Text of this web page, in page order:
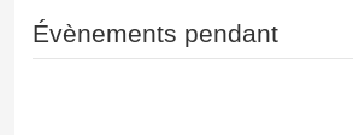
Évènements pendant